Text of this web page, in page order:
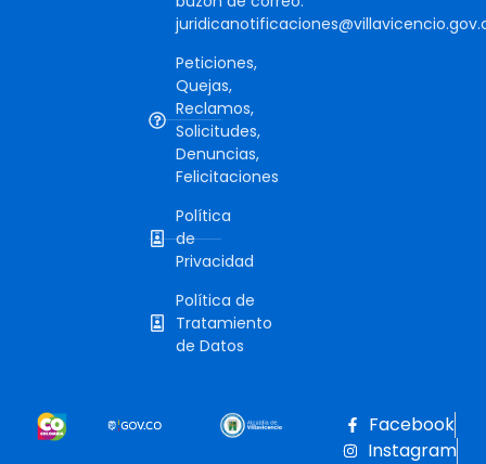
Peticiones,
Quejas,
Reclamos,
Solicitudes,
Denuncias,
Felicitaciones
Política
de
Privacidad
Política de
Tratamiento
de Datos
Facebook
Instagram